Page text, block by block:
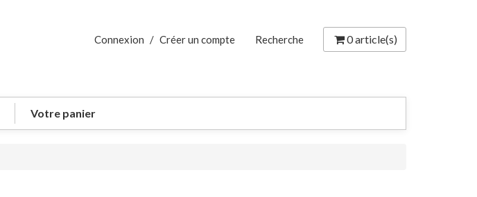
Connexion / Créer un compte Recherche 0article(s)
Votre panier